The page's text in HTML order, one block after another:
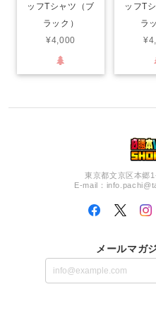
ッフTシャツ（ブ
ラック）
¥4,000
ッフT
ラ
東京都文京区本郷
E-mail：
メールマガ